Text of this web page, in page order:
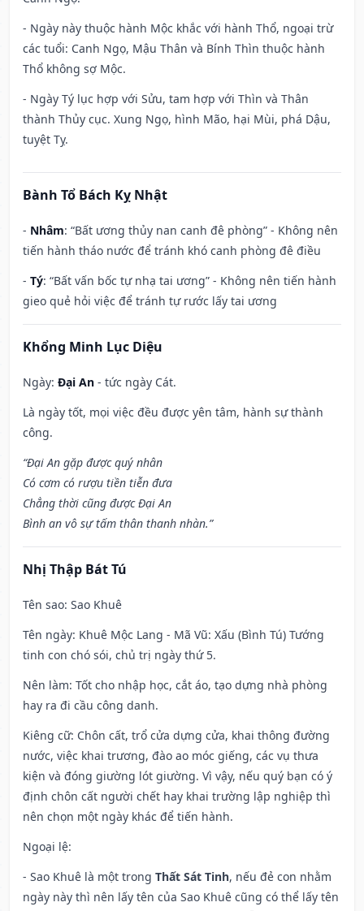
- Ngày này thuộc hành Mộc khắc với hành Thổ, ngoại trừ
các tuổi: Canh Ngọ, Mậu Thân và Bính Thìn thuộc hành
Thổ không sợ Mộc.
- Ngày Tý lục hợp với Sửu, tam hợp với Thìn và Thân
thành Thủy cục. Xung Ngọ, hình Mão, hại Mùi, phá Dậu,
tuyệt Tỵ.
Bành Tổ Bách Kỵ Nhật
- Nhâm: “Bất ương thủy nan canh đê phòng” - Không nên
tiến hành tháo nước để tránh khó canh phòng đê điều
- Tý: “Bất vấn bốc tự nhạ tai ương” - Không nên tiến hành
gieo quẻ hỏi việc để tránh tự rước lấy tai ương
Khổng Minh Lục Diệu
Ngày: Đại An - tức ngày Cát.
Là ngày tốt, mọi việc đều được yên tâm, hành sự thành
công.
“Đại An gặp được quý nhân
Có cơm có rượu tiền tiễn đưa
Chẳng thời cũng được Đại An
Bình an vô sự tấm thân thanh nhàn.”
Nhị Thập Bát Tú
Tên sao: Sao Khuê
Tên ngày: Khuê Mộc Lang - Mã Vũ: Xấu (Bình Tú) Tướng
tinh con chó sói, chủ trị ngày thứ 5.
Nên làm: Tốt cho nhập học, cắt áo, tạo dựng nhà phòng
hay ra đi cầu công danh.
Kiêng cữ: Chôn cất, trổ cửa dựng cửa, khai thông đường
nước, việc khai trương, đào ao móc giếng, các vụ thưa
kiện và đóng giường lót giường. Vì vậy, nếu quý bạn có ý
định chôn cất người chết hay khai trường lập nghiệp thì
nên chọn một ngày khác để tiến hành.
Ngoại lệ:
- Sao Khuê là một trong Thất Sát Tinh, nếu đẻ con nhằm
ngày này thì nên lấy tên của Sao Khuê cũng có thể lấy tên